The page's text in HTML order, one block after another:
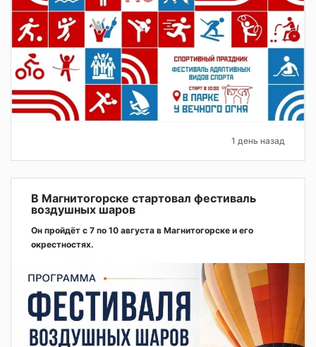
1 день назад
В Магнитогорске стартовал фестиваль
воздушных шаров
Он пройдёт с 7 по 10 августа в Магнитогорске и его
окрестностях.